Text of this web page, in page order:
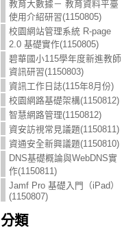
教育大數據－ 教育資料平臺
使用介紹研習(1150805)
校園網站管理系統 R-page
2.0 基礎實作(1150805)
碧華國小115學年度新進教師
資訊研習(1150803)
資訊工作日誌(115年8月份)
校園網路基礎架構(1150812)
智慧網路管理(1150812)
資安訪視常見議題(1150811)
資通安全新興議題(1150810)
DNS基礎概論與WebDNS實
作(1150811)
Jamf Pro 基礎入門（iPad）
(1150807)
分類